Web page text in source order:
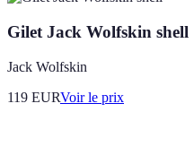
Gilet Jack Wolfskin shell
Jack Wolfskin
119 EURVoir le prix